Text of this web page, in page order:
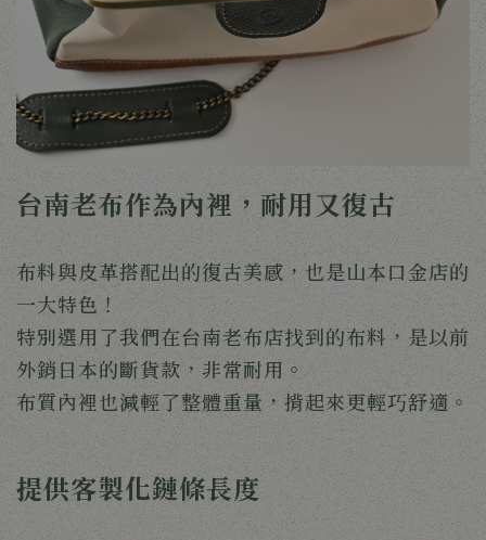
台南老布作為內裡，耐用又復古
布料與皮革搭配出的復古美感，也是山本口金店的
一大特色！
特別選用了我們在台南老布店找到的布料，是以前
外銷日本的斷貨款，非常耐用。
布質內裡也減輕了整體重量，揹起來更輕巧舒適。
提供客製化鏈條長度